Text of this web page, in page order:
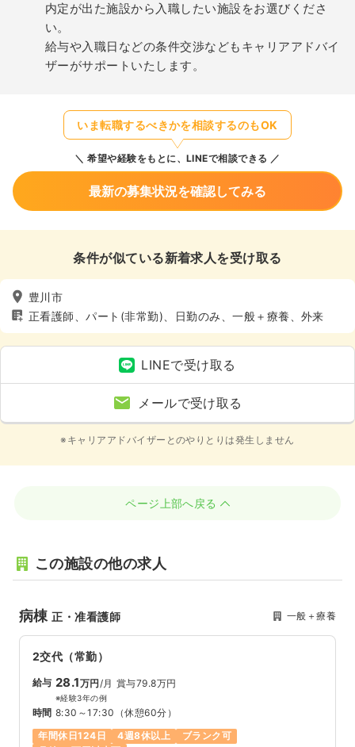
内定が出た施設から入職したい施設をお選びくださ
い。
給与や入職日などの条件交渉などもキャリアアドバイ
ザーがサポートいたします。
いま転職するべきかを相談するのもOK
希望や経験をもとに、LINEで相談できる
最新の募集状況を確認してみる
条件が似ている新着求人を受け取る
豊川市
正看護師、パート(非常勤)、日勤のみ、一般＋療養、外来
LINEで受け取る
メールで受け取る
※キャリアアドバイザーとのやりとりは発生しません
ページ上部へ戻る
この施設の他の求人
病棟正・准看護師 一般＋療養
2交代（常勤）
給与 28.1万円/月 賞与79.8万円
※経験3年の例
時間 8:30～17:30 （休憩60分）
年間休日124日
4週8休以上
ブランク可